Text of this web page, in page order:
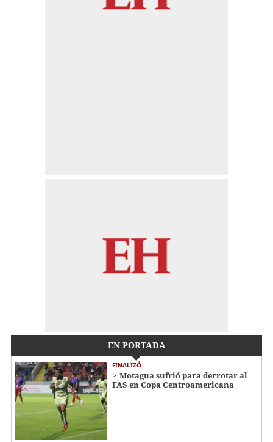
EN PORTADA
FINALIZÓ
Motagua sufrió para derrotar al
FAS en Copa Centroamericana